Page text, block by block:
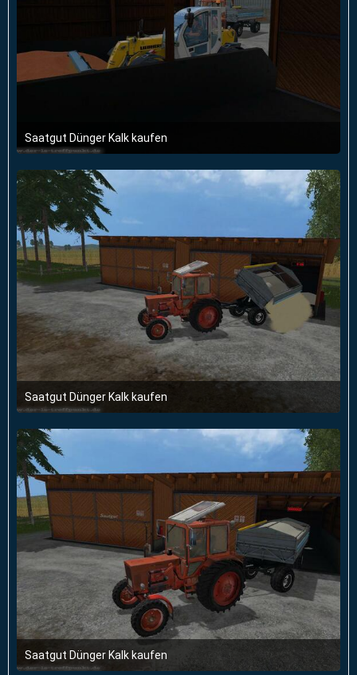
Saatgut Dünger Kalk kaufen
14. März 2015 um 19:20
Saatgut Dünger Kalk kaufen
14. März 2015 um 19:20
Saatgut Dünger Kalk kaufen
14. März 2015 um 19:20